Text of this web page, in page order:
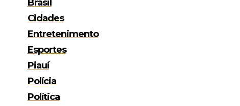
Brasil
Cidades
Entretenimento
Esportes
Piauí
Polícia
Política